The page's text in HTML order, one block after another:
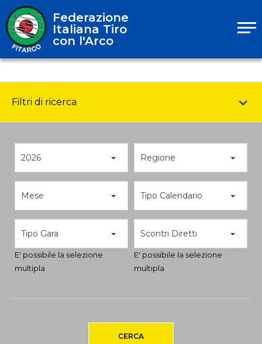
Federazione
Italiana Tiro
con l'Arco
Filtri di ricerca
2026 Regione
Mese Tipo Calendario
Tipo Gara
E' possibile la selezione
multipla
Scontri Diretti
E' possibile la selezione
multipla
CERCA